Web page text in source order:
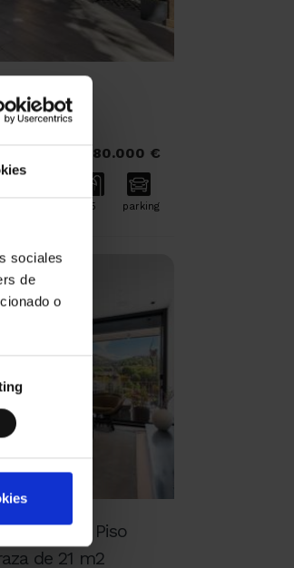
sociales
de
o
unifamiliar
1.580.000 €
5 parking
Solanes Piso
de 21 m2